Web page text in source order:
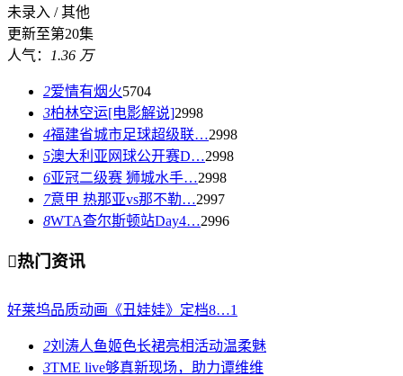
未录入 / 其他
更新至第20集
人气：
1.36 万
2爱情有烟火5704
3柏林空运[电影解说]2998
4福建省城市足球超级联…2998
5澳大利亚网球公开赛D…2998
6亚冠二级赛 狮城水手…2998
7意甲 热那亚vs那不勒…2997
8WTA查尔斯顿站Day4…2996
热门资讯
好莱坞品质动画《丑娃娃》定档8…1
2刘涛人鱼姬色长裙亮相活动温柔魅
3TME live够真新现场，助力谭维维